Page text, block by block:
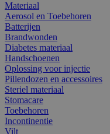
Materiaal
Aerosol en Toebehoren
Batterijen
Brandwonden
Diabetes materiaal
Handschoenen
Oplossing voor injectie
Pillendozen en accessoires
Steriel materiaal
Stomacare
Toebehoren
Incontinentie
Vilt